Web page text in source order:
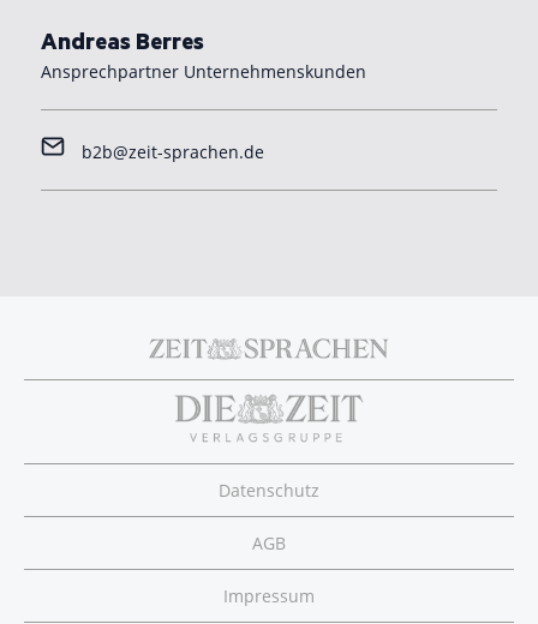
Andreas Berres
Ansprechpartner Unternehmenskunden
b2b@zeit-sprachen.de
Datenschutz
AGB
Impressum